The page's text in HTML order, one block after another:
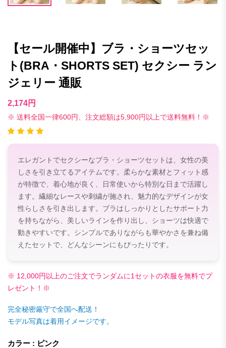
【セール開催中】ブラ・ショーツセッ
ト(BRA・SHORTS SET) セクシー ラン
ジェリー 通販
2,174円
※ 送料全国一律600円、注文総額は5,900円以上で送料無料！※
エレガントでセクシーなブラ・ショーツセットは、女性の美
しさを引き立てるアイテムです。柔らかな素材とフィット感
が特徴で、着心地が良く、日常使いから特別な日まで活躍し
ます。繊細なレースや刺繍が施され、魅力的なデザインが女
性らしさを引き出します。ブラはしっかりとしたサポート力
を持ちながら、美しいラインを作り出し、ショーツは快適で
動きやすいです。シンプルでありながらも華やかさを兼ね備
えたセットで、どんなシーンにもぴったりです。
※ 12,000円以上のご注文でランダムに1セットの衣服を無料でプ
レゼント！※
完全秘密厳守で全国へ配送！
モデル写真は着用イメージです。
カラー : ピンク